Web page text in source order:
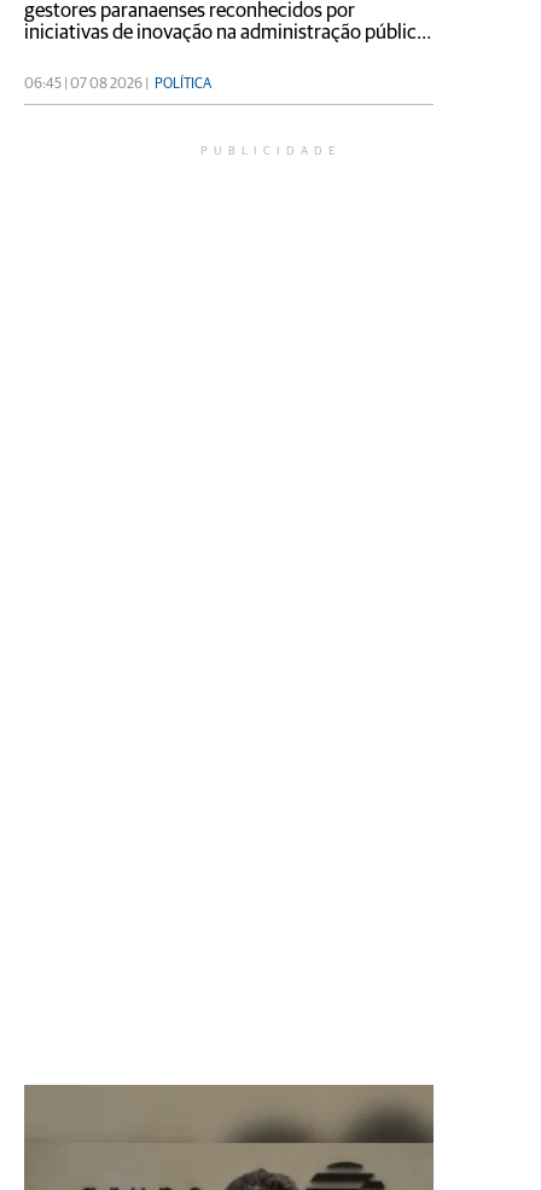
gestores paranaenses reconhecidos por
iniciativas de inovação na administração pública;
José dos Pinhais
06:45 | 07 08 2026 | POLÍTICA
PUBLICIDADE